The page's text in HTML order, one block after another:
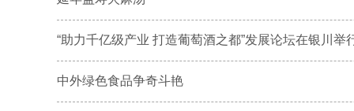
“助力千亿级产业 打造葡萄酒之都”发展论坛在银川举
中外绿色食品争奇斗艳